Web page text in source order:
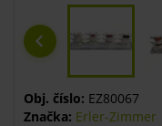
Obj. číslo: EZ80067
Značka: Erler-Zimmer